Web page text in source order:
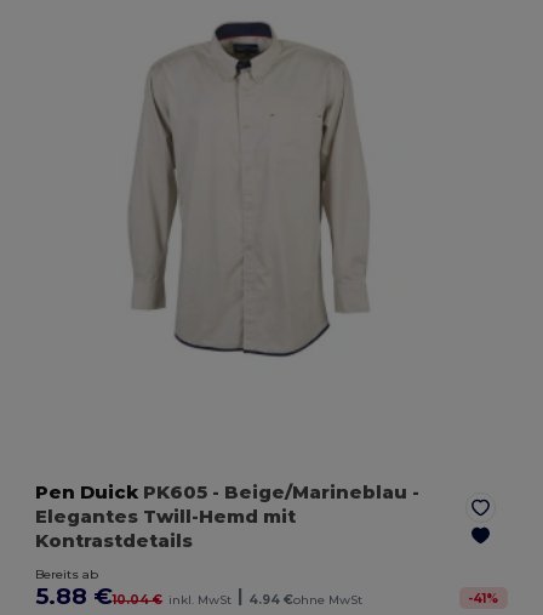
Pen Duick PK605 - Beige/Marineblau -
Elegantes Twill-Hemd mit
Kontrastdetails
Bereits ab
5.88 €10.04 € inkl. MwSt | 4.94 €ohne MwSt -41%